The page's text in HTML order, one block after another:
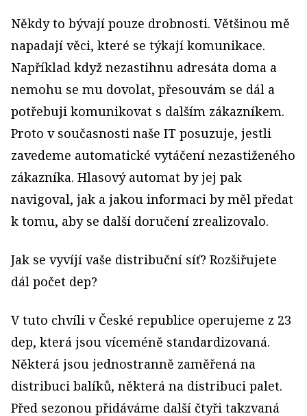
Někdy to bývají pouze drobnosti. Většinou mě
napadají věci, které se týkají komunikace.
Například když nezastihnu adresáta doma a
nemohu se mu dovolat, přesouvám se dál a
potřebuji komunikovat s dalším zákazníkem.
Proto v současnosti naše IT posuzuje, jestli
zavedeme automatické vytáčení nezastiženého
zákazníka. Hlasový automat by jej pak
navigoval, jak a jakou informaci by měl předat
k tomu, aby se další doručení zrealizovalo.
Jak se vyvíjí vaše distribuční síť? Rozšiřujete
dál počet dep?
V tuto chvíli v České republice operujeme z 23
dep, která jsou víceméně standardizovaná.
Některá jsou jednostranně zaměřená na
distribuci balíků, některá na distribuci palet.
Před sezonou přidáváme další čtyři takzvaná